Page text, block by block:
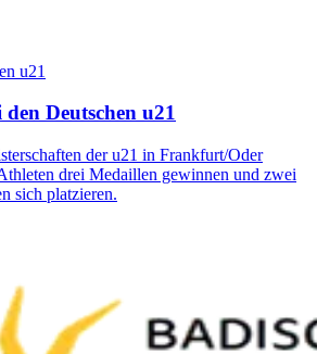
u21
Deutschen u21
der u21 in Frankfurt/Oder
drei Medaillen gewinnen und zwei
sich platzieren.